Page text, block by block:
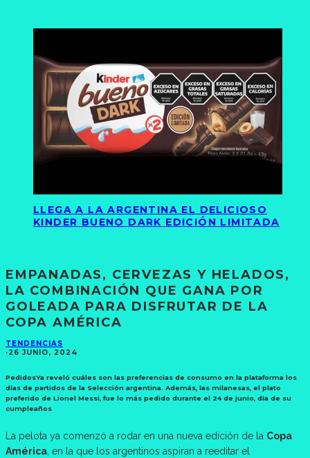
LLEGA A LA ARGENTINA EL DELICIOSO
KINDER BUENO DARK EDICIÓN LIMITADA
EMPANADAS, CERVEZAS Y HELADOS,
LA COMBINACIÓN QUE GANA POR
GOLEADA PARA DISFRUTAR DE LA
COPA AMÉRICA
TENDENCIAS
·26 JUNIO, 2024
PedidosYa reveló cuáles son las preferencias de consumo en la plataforma los
días de partidos de la Selección argentina. Además, las milanesas, el plato
preferido de Lionel Messi, fue lo más pedido durante el 24 de junio, día de su
cumpleaños
La pelota ya comenzó a rodar en una nueva edición de la Copa
América, en la que los argentinos aspiran a reeditar el